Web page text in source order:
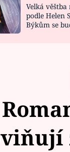
Velká věštba
podle Helen
Býkům se